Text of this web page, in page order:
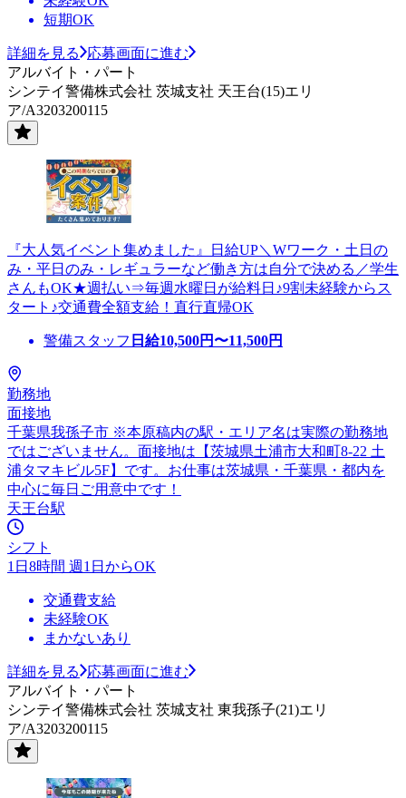
短期OK
詳細を見る
応募画面に進む
アルバイト・パート
シンテイ警備株式会社 茨城支社 天王台(15)エリ
ア/A3203200115
『大人気イベント集めました』日給UP＼Wワーク・土日の
み・平日のみ・レギュラーなど働き方は自分で決める／学生
さんもOK★週払い⇒毎週水曜日が給料日♪9割未経験からス
タート♪交通費全額支給！直行直帰OK
警備スタッフ 日給10,500円〜11,500円
勤務地
面接地
千葉県我孫子市 ※本原稿内の駅・エリア名は実際の勤務地
ではございません。面接地は【茨城県土浦市大和町8-22 土
浦タマキビル5F】です。お仕事は茨城県・千葉県・都内を
中心に毎日ご用意中です！
天王台駅
シフト
1日8時間 週1日からOK
交通費支給
未経験OK
まかないあり
詳細を見る
応募画面に進む
アルバイト・パート
シンテイ警備株式会社 茨城支社 東我孫子(21)エリ
ア/A3203200115